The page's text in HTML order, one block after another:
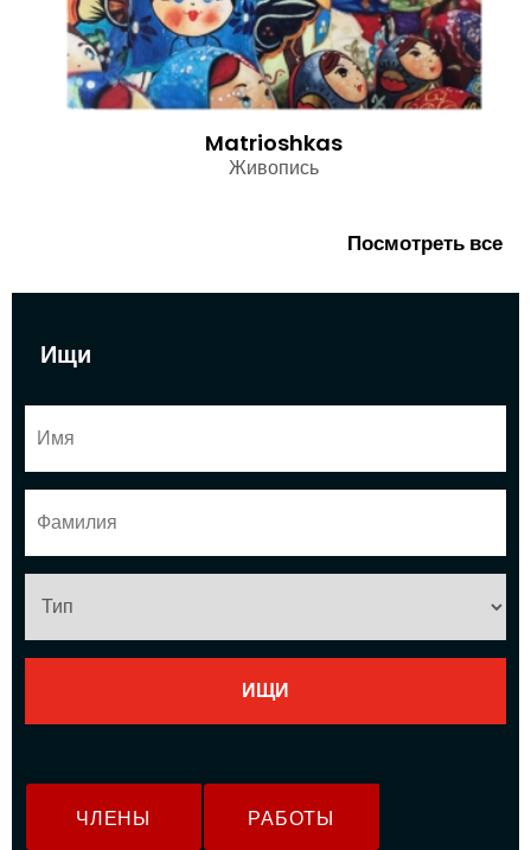
Ищи
ЧЛЕНЫ РАБОТЫ
Matrioshkas
Живопись
Посмотреть все